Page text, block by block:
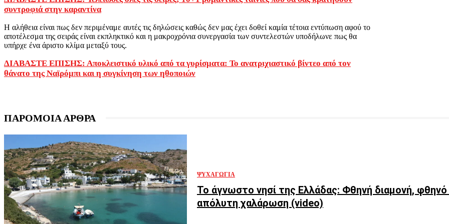
συντροφιά στην καραντίνα
Η αλήθεια είναι πως δεν περιμέναμε αυτές τις δηλώσεις καθώς δεν μας έχει δοθεί καμία τέτοια εντύπωση αφού το
αποτέλεσμα της σειράς είναι εκπληκτικό και η μακροχρόνια συνεργασία των συντελεστών υποδήλωνε πως θα
υπήρχε ένα άριστο κλίμα μεταξύ τους.
ΔΙΑΒΑΣΤΕ ΕΠΙΣΗΣ: Αποκλειστικό υλικό από τα γυρίσματα: Το ανατριχιαστικό βίντεο από τον
θάνατο της Ναϊρόμπι και η συγκίνηση των ηθοποιών
ΠΑΡΟΜΟΙΑ ΑΡΘΡΑ
ΨΥΧΑΓΩΓΊΑ
Το άγνωστο νησί της Ελλάδας: Φθηνή διαμονή, φθηνό
απόλυτη χαλάρωση (video)